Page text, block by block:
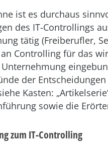
ist es durchaus
des IT-Controllings
tätig (Freiberufler,
Controlling für das
der
Kasten:
sowie die
zum IT-Controlling